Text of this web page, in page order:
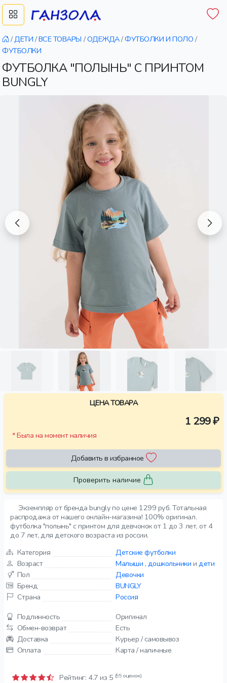
/ДЕТИ /ВСЕ ТОВАРЫ /ОДЕЖДА/ФУТБОЛКИ И ПОЛО /
ФУТБОЛКИ
ФУТБОЛКА "ПОЛЫНЬ" С ПРИНТОМ
BUNGLY
Экземпляр от бренда bungly по цене 1299 руб. Тотальная
распродажа от нашего онлайн-магазина! 100% оригинал.
футболка "полынь" с принтом для девчонок от 1 до 3 лет, от 4
до 7 лет, для детского возраста из россии.
Категория
Детские футболки
Возраст
Малыши , дошкольники и дети
Пол
Девочки
Бренд
BUNGLY
Страна
Россия
Подлинность
Оригинал
Обмен-возврат
Есть
Доставка
Курьер / самовывоз
Оплата
Карта / наличные
Рейтинг: 4.7 из 5 (99 оценок)
ЦЕНА ТОВАРА
1 299 ₽
* Была на момент наличия
Добавить в избранное
Проверить наличие